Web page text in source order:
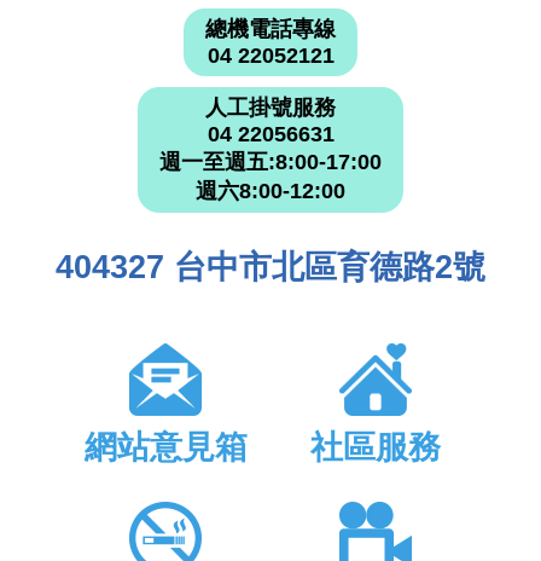
總機電話專線
04 22052121
人工掛號服務
04 22056631
週一至週五:8:00-17:00
週六8:00-12:00
404327 台中市北區育德路2號
網站意見箱 社區服務